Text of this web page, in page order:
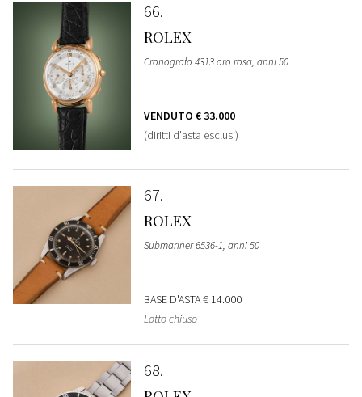
66
ROLEX
Cronografo 4313 oro rosa, anni 50
VENDUTO € 33.000
(diritti d'asta esclusi)
67
ROLEX
Submariner 6536-1, anni 50
BASE D'ASTA€ 14.000
Lotto chiuso
68